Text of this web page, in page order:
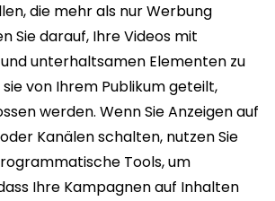
die mehr als nur Werbung
Sie darauf, Ihre Videos mit
unterhaltsamen Elementen zu
von Ihrem Publikum geteilt,
werden. Wenn Sie Anzeigen auf
Kanälen schalten, nutzen Sie
Tools, um
Ihre Kampagnen auf Inhalten